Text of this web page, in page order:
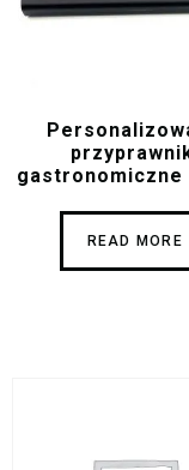
gastronomiczne
READ MORE